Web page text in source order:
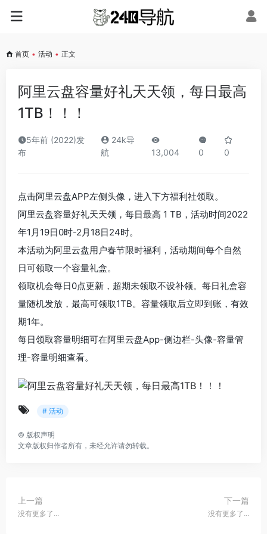
首页 • 活动 • 正文
阿里云盘容量好礼天天领，每日最高
1TB！！！
5年前 (2022)发
布
24k导
航
13,004 0 0
点击阿里云盘APP左侧头像，进入下方福利社领取。
阿里云盘容量好礼天天领，每日最高 1 TB，活动时间2022
年1月19日0时-2月18日24时。
本活动为阿里云盘用户春节限时福利，活动期间每个自然
日可领取一个容量礼盒。
领取机会每日0点更新，超期未领取不设补领。每日礼盒容
量随机发放，最高可领取1TB。容量领取后立即到账，有效
期1年。
每日领取容量明细可在阿里云盘App-侧边栏-头像-容量管
理-容量明细查看。
# 活动
© 版权声明
文章版权归作者所有，未经允许请勿转载。
上一篇
没有更多了...
下一篇
没有更多了...